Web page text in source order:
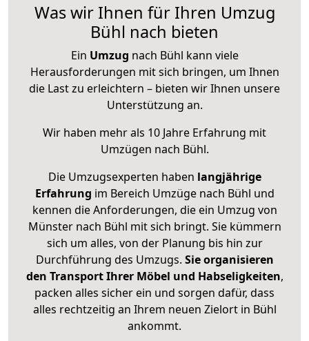
Was wir Ihnen für Ihren Umzug
Bühl nach bieten
Ein Umzug nach Bühl kann viele
Herausforderungen mit sich bringen, um Ihnen
die Last zu erleichtern – bieten wir Ihnen unsere
Unterstützung an.
Wir haben mehr als 10 Jahre Erfahrung mit
Umzügen nach Bühl.
Die Umzugsexperten haben langjährige
Erfahrung im Bereich Umzüge nach Bühl und
kennen die Anforderungen, die ein Umzug von
Münster nach Bühl mit sich bringt. Sie kümmern
sich um alles, von der Planung bis hin zur
Durchführung des Umzugs. Sie organisieren
den Transport Ihrer Möbel und Habseligkeiten,
packen alles sicher ein und sorgen dafür, dass
alles rechtzeitig an Ihrem neuen Zielort in Bühl
ankommt.